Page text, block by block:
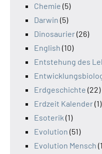
Chemie (5)
Darwin (5)
Dinosaurier(26)
English (10)
Entstehung des
Erdgeschichte (22)
Erdzeit Kalender(1)
Esoterik (1)
Evolution (51)
Evolution Mensch